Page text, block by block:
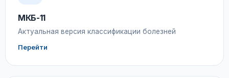
МКБ-11
Актуальная версия классификации болезней
Перейти